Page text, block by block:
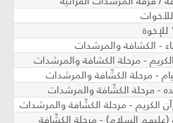
- الكشافة والمرشدات
(عليهم السلام) - مرحلة الكشّافة